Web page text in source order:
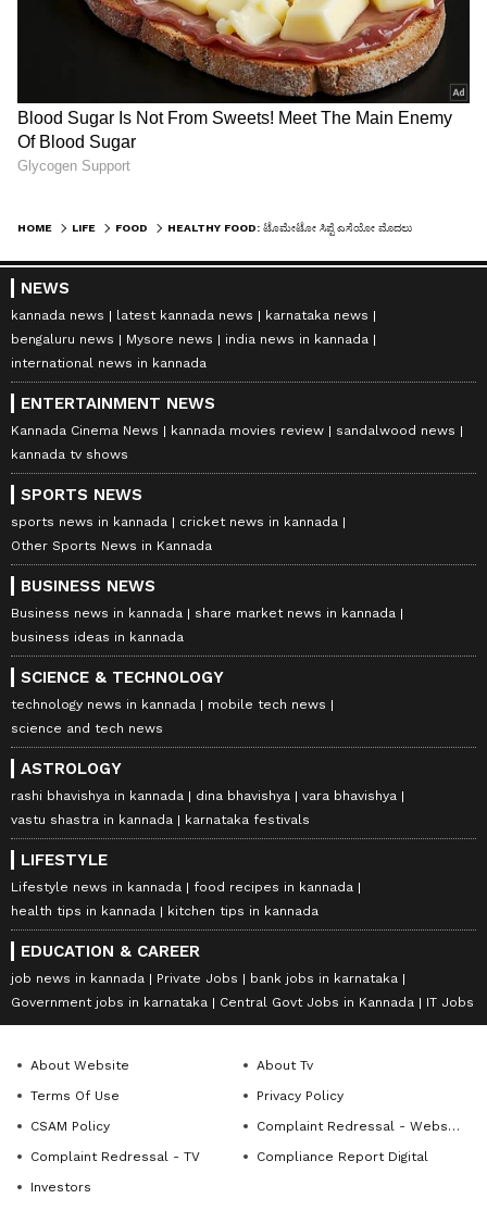
HOME LIFE FOOD
NEWS
kannada news latest kannada news
karnataka news
bengaluru news
Mysore news
india news in kannada
international news in kannada
ENTERTAINMENT NEWS
Kannada Cinema News kannada movies review
sandalwood news
kannada tv shows
SPORTS NEWS
sports news in kannada
cricket news in kannada
Other Sports News in Kannada
BUSINESS NEWS
Business news in kannada
share market news in kannada
business ideas in kannada
SCIENCE & TECHNOLOGY
technology news in kannada
mobile tech news
science and tech news
ASTROLOGY
rashi bhavishya in kannada dina bhavishya
vara bhavishya
vastu shastra in kannada
karnataka festivals
LIFESTYLE
Lifestyle news in kannada
food recipes in kannada
health tips in kannada
kitchen tips in kannada
EDUCATION & CAREER
job news in kannada Private Jobs
bank jobs in karnataka
Government jobs in karnataka
Central Govt Jobs in Kannada IT Jobs
About Website
About Tv
Terms Of Use
Privacy Policy
CSAM Policy
Complaint Redressal - Website
Complaint Redressal - TV
Compliance Report Digital
Investors